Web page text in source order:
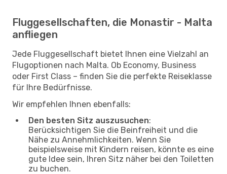
Fluggesellschaften, die Monastir - Malta
anfliegen
Jede Fluggesellschaft bietet Ihnen eine Vielzahl an
Flugoptionen nach Malta. Ob Economy, Business
oder First Class – finden Sie die perfekte Reiseklasse
für Ihre Bedürfnisse.
Wir empfehlen Ihnen ebenfalls:
Den besten Sitz auszusuchen:
Berücksichtigen Sie die Beinfreiheit und die
Nähe zu Annehmlichkeiten. Wenn Sie
beispielsweise mit Kindern reisen, könnte es eine
gute Idee sein, Ihren Sitz näher bei den Toiletten
zu buchen.